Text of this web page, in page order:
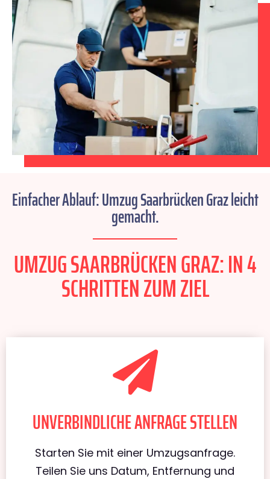
Einfacher Ablauf: Umzug Saarbrücken Graz leicht
gemacht.
UMZUG SAARBRÜCKEN GRAZ: IN 4
SCHRITTEN ZUM ZIEL
UNVERBINDLICHE ANFRAGE STELLEN
Starten Sie mit einer Umzugsanfrage.
Teilen Sie uns Datum, Entfernung und